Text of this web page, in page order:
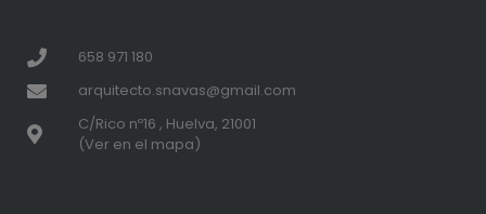
658 971 180
arquitecto.snavas@gmail.com
C/Rico nº16 , Huelva, 21001
(Ver en el mapa)